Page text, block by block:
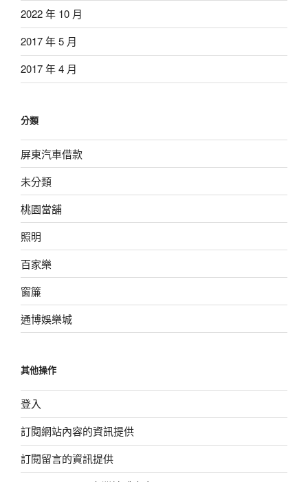
2022 年 10 月
2017 年 5 月
2017 年 4 月
分類
屏東汽車借款
未分類
桃園當舖
照明
百家樂
窗簾
通博娛樂城
其他操作
登入
訂閱網站內容的資訊提供
訂閱留言的資訊提供